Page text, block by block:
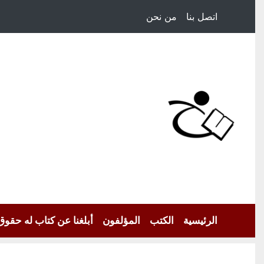
اتصل بنا من نحن
الرئيسية الكتب المؤلفون أبلغنا عن كتاب له